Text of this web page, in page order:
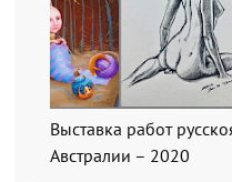
Выставка работ
Австралии – 2020